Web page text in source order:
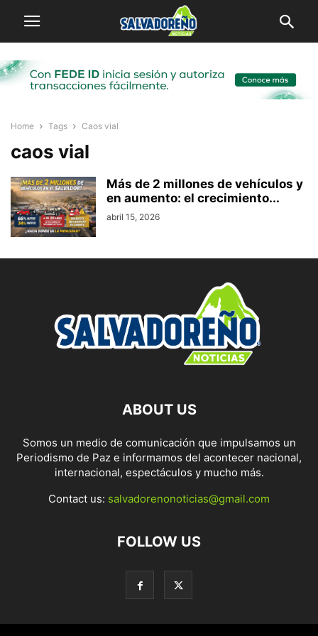
Home Tags Caos vial
caos vial
Más de 2 millones de vehículos y
en aumento: el crecimiento...
abril 15, 2026
ABOUT US
Somos un medio de comunicación que impulsamos un
Periodismo de Paz e informamos del acontecer nacional,
internacional, espectáculos y mucho más.
Contact us: salvadorenonoticias@gmail.com
FOLLOW US